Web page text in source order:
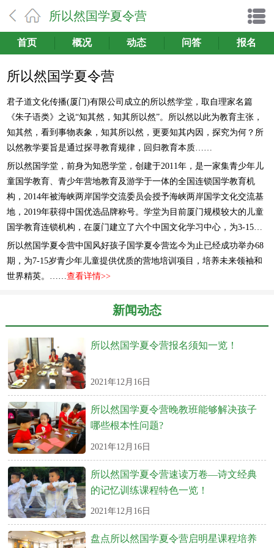
所以然国学夏令营
首页 概况 动态 问答 报名
所以然国学夏令营
君子道文化传播(厦门)有限公司成立的所以然学堂，取自理家名篇
《朱子语类》之说“知其然，知其所以然”。所以然以此为教育主张，
知其然，看到事物表象，知其所以然，更要知其内因，探究为何？所
以然教学要旨是通过探寻教育规律，回归教育本质……
所以然国学堂，前身为知恩学堂，创建于2011年，是一家集青少年儿
童国学教育、青少年营地教育及游学于一体的全国连锁国学教育机
构，2014年被海峡两岸国学交流委员会授予海峡两岸国学文化交流基
地，2019年获得中国优选品牌称号。学堂为目前厦门规模较大的儿童
国学教育连锁机构，在厦门建立了六个中国文化学习中心，为3-15岁
儿童提供基于国学素养的人格潜能和智力潜能开发课程。
所以然国学夏令营中国风好孩子国学夏令营迄今为止已经成功举办68
期，为7-15岁青少年儿童提供优质的营地培训项目，培养未来领袖和
世界精英。……查看详情>>
新闻动态
所以然国学夏令营报名须知一览！
2021年12月16日
所以然国学夏令营晚教班能够解决孩子
哪些根本性问题?
2021年12月16日
所以然国学夏令营速读万卷—诗文经典
的记忆训练课程特色一览！
2021年12月16日
盘点所以然国学夏令营启明星课程培养